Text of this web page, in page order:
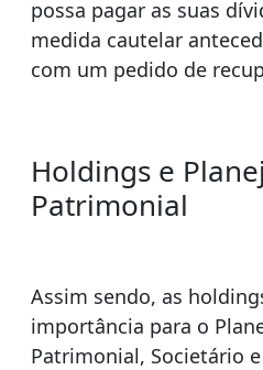
possa pagar as suas
medida cautelar
com um pedido de
Holdings e
Patrimonial
Assim sendo, as
importância para o
Patrimonial, Societário